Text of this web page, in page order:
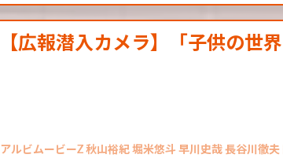
【広報潜入カメラ】「子供の世界
アルビムービーZ 秋山裕紀 堀米悠斗 早川史哉 長谷川徹